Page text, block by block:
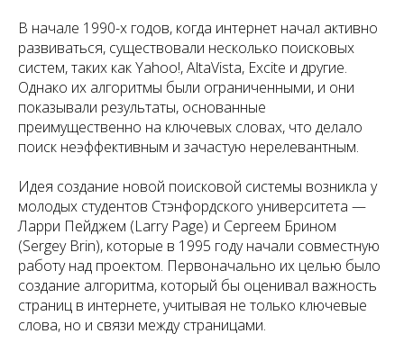
В начале 1990-х годов, когда интернет начал активно
развиваться, существовали несколько поисковых
систем, таких как Yahoo!, AltaVista, Excite и другие.
Однако их алгоритмы были ограниченными, и они
показывали результаты, основанные
преимущественно на ключевых словах, что делало
поиск неэффективным и зачастую нерелевантным.
Идея создание новой поисковой системы возникла у
молодых студентов Стэнфордского университета —
Ларри Пейджем (Larry Page) и Сергеем Брином
(Sergey Brin), которые в 1995 году начали совместную
работу над проектом. Первоначально их целью было
создание алгоритма, который бы оценивал важность
страниц в интернете, учитывая не только ключевые
слова, но и связи между страницами.